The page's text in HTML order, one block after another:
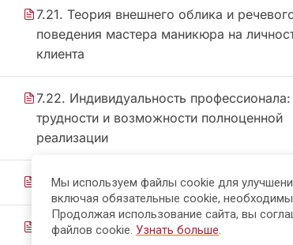
7.21. Теория внешнего облика и
поведения мастера маникюра на
клиента
7.22. Индивидуальность профессионала:
трудности и возможности полноценной
реализации
7.23. Сверка понимания
7.24. Итоговое закрепление
Мы используем файлы cookie для
включая обязательные cookie,
Продолжая использование сайта, вы
файлов cookie. Узнать больше.